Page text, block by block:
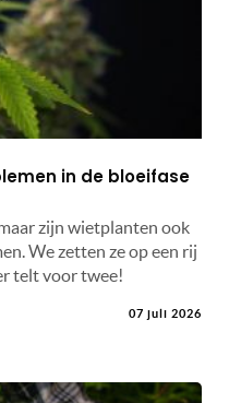
in de bloeifase
zijn wietplanten ook
We zetten ze op een rij
telt voor twee!
07 juli 2026